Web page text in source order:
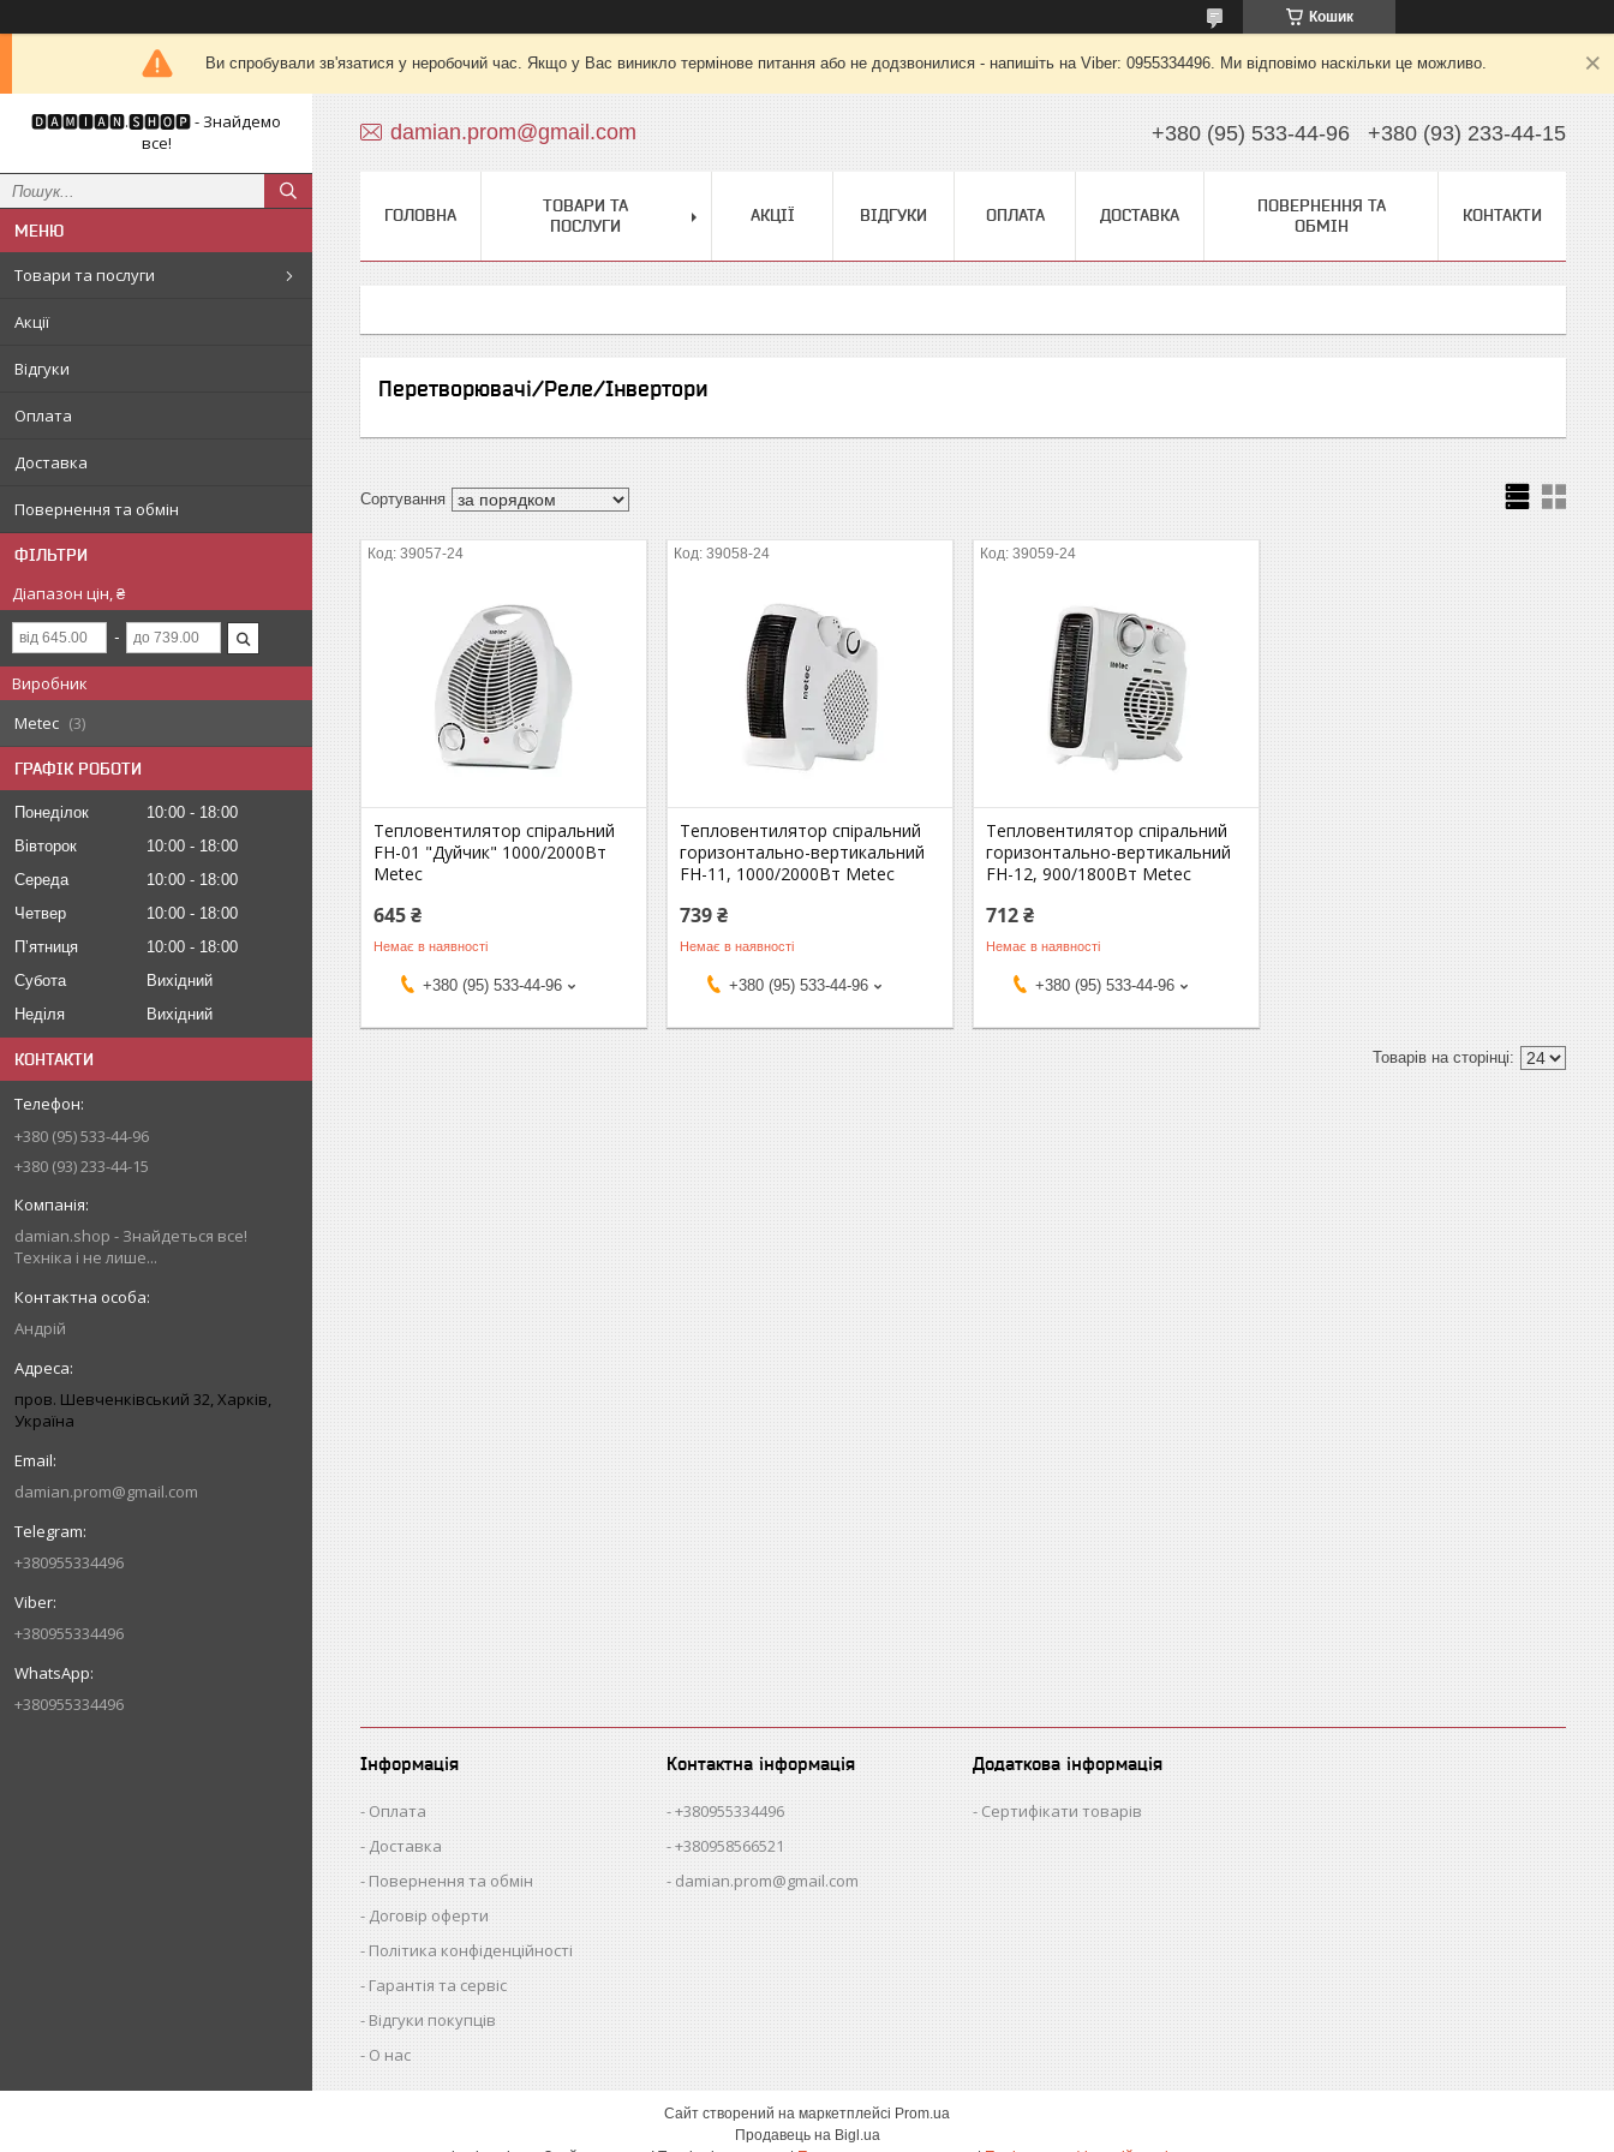
Кошик
Ви спробували зв'язатися у неробочий час. Якщо у Вас виникло термінове питання або не додзвонилися - напишіть на Viber: 0955334496. Ми відповімо наскільки це можливо.
🅳🅰🅼🅸🅰🅽.🆂🅷🅾🅿 - Знайдемо
все!
Товари та послуги
Акції
Відгуки
Оплата
Доставка
Повернення та обмін
ФІЛЬТРИ
Діапазон цін, ₴
Виробник
Metec
3
ГРАФІК РОБОТИ
Понеділок 10:00
18:00
Вівторок
10:00
18:00
Середа
10:00
18:00
Четвер
10:00
18:00
Пʼятниця
10:00
18:00
Субота
Вихідний
Неділя
Вихідний
КОНТАКТИ
+380 (95) 533-44-96
+380 (93) 233-44-15
damian.shop - Знайдеться все!
Техніка і не лише...
Андрій
пров. Шевченківський 32, Харків,
Україна
damian.prom@gmail.com
+380955334496
+380955334496
+380955334496
damian.prom@gmail.com +380 (95) 533-44-96 +380 (93) 233-44-15
ГОЛОВНА
ТОВАРИ ТА
ПОСЛУГИ
АКЦІЇ ВІДГУКИ ОПЛАТА ДОСТАВКА
ПОВЕРНЕННЯ ТА
ОБМІН
КОНТАКТИ
Перетворювачі/Реле/Інвертори
39057-24
Тепловентилятор спіральний
FH-01 "Дуйчик" 1000/2000Вт
Metec
645 ₴
Немає в наявності
+380 (95) 533-44-96
39058-24
Тепловентилятор спіральний
горизонтально-вертикальний
FH-11, 1000/2000Вт Metec
739 ₴
Немає в наявності
+380 (95) 533-44-96
39059-24
Тепловентилятор спіральний
горизонтально-вертикальний
FH-12, 900/1800Вт Metec
712 ₴
Немає в наявності
+380 (95) 533-44-96
Інформація
Оплата
Доставка
Повернення та обмін
Договір оферти
Політика конфіденційності
Гарантія та сервіс
Відгуки покупців
О нас
Контактна інформація
+380955334496
+380958566521
damian.prom@gmail.com
Додаткова інформація
Сертифікати товарів
Сайт створений на маркетплейсі Prom.ua
Продавець на Bigl.ua